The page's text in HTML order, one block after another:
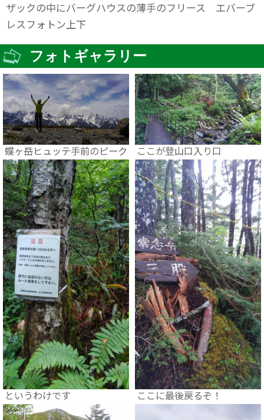
ザックの中にバーグハウスの薄手のフリース エバーブ
レスフォトン上下
フォトギャラリー
蝶ヶ岳ヒュッテ手前のピーク ここが登山口入り口
というわけです ここに最後戻るぞ！